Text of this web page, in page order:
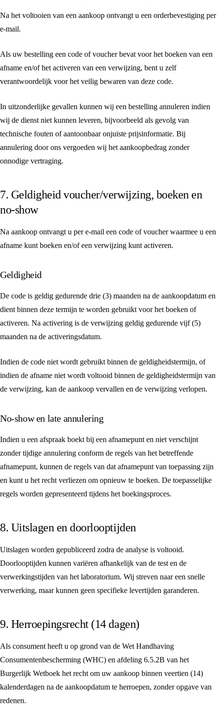
Na het voltooien van een aankoop ontvangt u een orderbevestiging per
e-mail.
Als uw bestelling een code of voucher bevat voor het boeken van een
afname en/of het activeren van een verwijzing, bent u zelf
verantwoordelijk voor het veilig bewaren van deze code.
In uitzonderlijke gevallen kunnen wij een bestelling annuleren indien
wij de dienst niet kunnen leveren, bijvoorbeeld als gevolg van
technische fouten of aantoonbaar onjuiste prijsinformatie. Bij
annulering door ons vergoeden wij het aankoopbedrag zonder
onnodige vertraging.
7. Geldigheid voucher/verwijzing, boeken en
no-show
Na aankoop ontvangt u per e-mail een code of voucher waarmee u een
afname kunt boeken en/of een verwijzing kunt activeren.
Geldigheid
De code is geldig gedurende drie (3) maanden na de aankoopdatum en
dient binnen deze termijn te worden gebruikt voor het boeken of
activeren. Na activering is de verwijzing geldig gedurende vijf (5)
maanden na de activeringsdatum.
Indien de code niet wordt gebruikt binnen de geldigheidstermijn, of
indien de afname niet wordt voltooid binnen de geldigheidstermijn van
de verwijzing, kan de aankoop vervallen en de verwijzing verlopen.
No-show en late annulering
Indien u een afspraak boekt bij een afnamepunt en niet verschijnt
zonder tijdige annulering conform de regels van het betreffende
afnamepunt, kunnen de regels van dat afnamepunt van toepassing zijn
en kunt u het recht verliezen om opnieuw te boeken. De toepasselijke
regels worden gepresenteerd tijdens het boekingsproces.
8. Uitslagen en doorlooptijden
Uitslagen worden gepubliceerd zodra de analyse is voltooid.
Doorlooptijden kunnen variëren afhankelijk van de test en de
verwerkingstijden van het laboratorium. Wij streven naar een snelle
verwerking, maar kunnen geen specifieke levertijden garanderen.
9. Herroepingsrecht (14 dagen)
Als consument heeft u op grond van de Wet Handhaving
Consumentenbescherming (WHC) en afdeling 6.5.2B van het
Burgerlijk Wetboek het recht om uw aankoop binnen veertien (14)
kalenderdagen na de aankoopdatum te herroepen, zonder opgave van
redenen.